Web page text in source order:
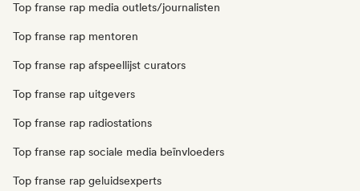
Top franse rap media outlets/journalisten
Top franse rap mentoren
Top franse rap afspeellijst curators
Top franse rap uitgevers
Top franse rap radiostations
Top franse rap sociale media beïnvloeders
Top franse rap geluidsexperts